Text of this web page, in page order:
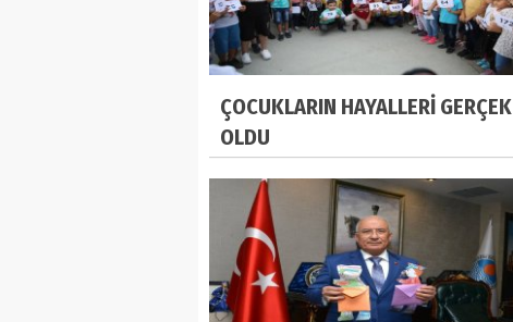
ÇOCUKLARIN HAYALLERİ GERÇEK
OLDU